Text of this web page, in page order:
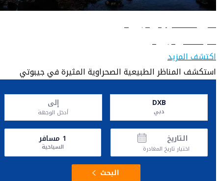
دليل السفر إلى جيبوتي
تعرّف على جيبوتي
اكتشف المزيد
استكشف المناظر الطبيعية الصحراوية المثيرة في جيبوتي
DXB
دبي
إلى
أدخل الوجهة
التاريخ
اختيار تاريخ المغادرة
1 مسافر
السياحية
البحث